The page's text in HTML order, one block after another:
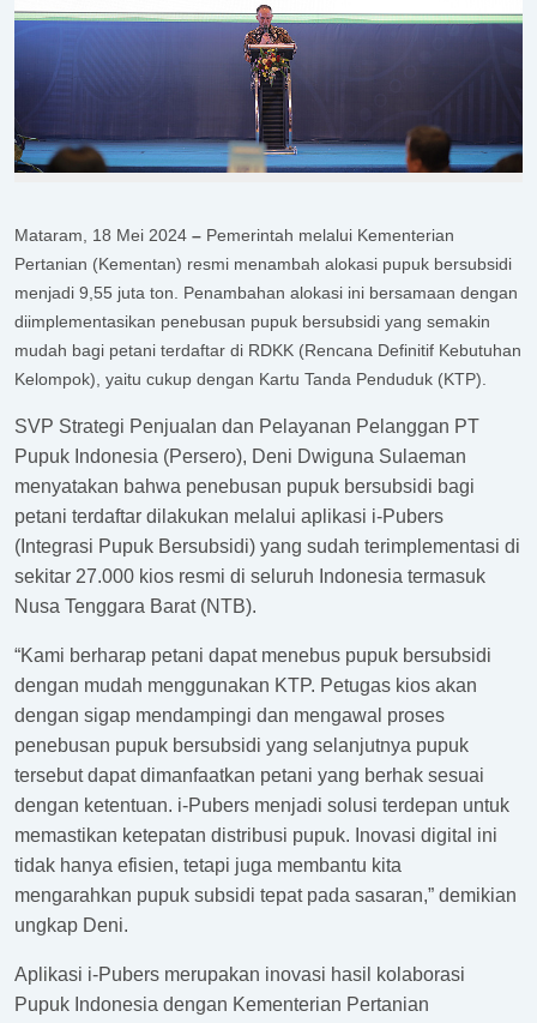
Mataram, 18 Mei 2024 – Pemerintah melalui Kementerian
Pertanian (Kementan) resmi menambah alokasi pupuk bersubsidi
menjadi 9,55 juta ton. Penambahan alokasi ini bersamaan dengan
diimplementasikan penebusan pupuk bersubsidi yang semakin
mudah bagi petani terdaftar di RDKK (Rencana Definitif Kebutuhan
Kelompok), yaitu cukup dengan Kartu Tanda Penduduk (KTP).
SVP Strategi Penjualan dan Pelayanan Pelanggan PT
Pupuk Indonesia (Persero), Deni Dwiguna Sulaeman
menyatakan bahwa penebusan pupuk bersubsidi bagi
petani terdaftar dilakukan melalui aplikasi i-Pubers
(Integrasi Pupuk Bersubsidi) yang sudah terimplementasi di
sekitar 27.000 kios resmi di seluruh Indonesia termasuk
Nusa Tenggara Barat (NTB).
“Kami berharap petani dapat menebus pupuk bersubsidi
dengan mudah menggunakan KTP. Petugas kios akan
dengan sigap mendampingi dan mengawal proses
penebusan pupuk bersubsidi yang selanjutnya pupuk
tersebut dapat dimanfaatkan petani yang berhak sesuai
dengan ketentuan. i-Pubers menjadi solusi terdepan untuk
memastikan ketepatan distribusi pupuk. Inovasi digital ini
tidak hanya efisien, tetapi juga membantu kita
mengarahkan pupuk subsidi tepat pada sasaran,” demikian
ungkap Deni.
Aplikasi i-Pubers merupakan inovasi hasil kolaborasi
Pupuk Indonesia dengan Kementerian Pertanian